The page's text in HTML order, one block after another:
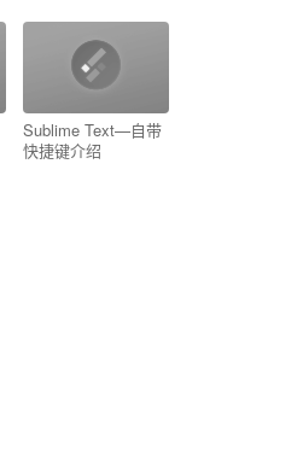
Sublime Text—自带
快捷键介绍